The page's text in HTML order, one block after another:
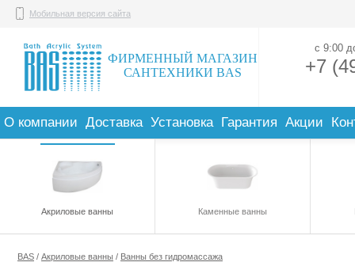
ФИРМЕННЫЙ МАГАЗИН
САНТЕХНИКИ BAS
Мобильная версия сайта
+7
с 9:00
О компании Доставка Установка Гарантия Акции
Акриловые ванны Каменные ванны
BAS / Акриловые ванны / Ванны без гидромассажа